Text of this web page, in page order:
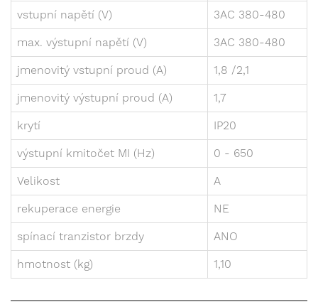
vstupní napětí (V) 3AC 380-480
max. výstupní napětí (V) 3AC 380-480
jmenovitý vstupní proud (A) 1,8 /2,1
jmenovitý výstupní proud (A) 1,7
krytí IP20
výstupní kmitočet MI (Hz) 0 - 650
Velikost A
rekuperace energie NE
spínací tranzistor brzdy ANO
hmotnost (kg) 1,10